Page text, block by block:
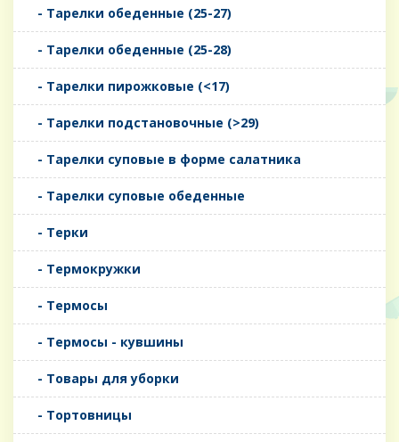
- Тарелки обеденные (25-27)
- Тарелки обеденные (25-28)
- Тарелки пирожковые (<17)
- Тарелки подстановочные (>29)
- Тарелки суповые в форме салатника
- Тарелки суповые обеденные
- Терки
- Термокружки
- Термосы
- Термосы - кувшины
- Товары для уборки
- Тортовницы